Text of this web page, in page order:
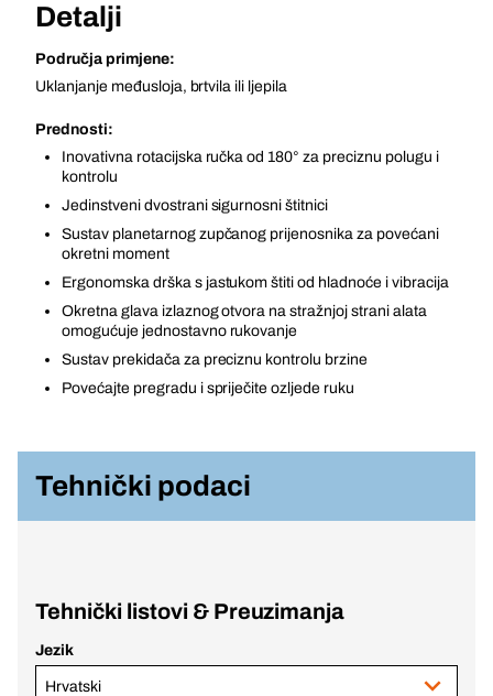
Detalji
Područja primjene:
Uklanjanje međusloja, brtvila ili ljepila
Prednosti:
Inovativna rotacijska ručka od 180° za preciznu polugu i
kontrolu
Jedinstveni dvostrani sigurnosni štitnici
Sustav planetarnog zupčanog prijenosnika za povećani
okretni moment
Ergonomska drška s jastukom štiti od hladnoće i vibracija
Okretna glava izlaznog otvora na stražnjoj strani alata
omogućuje jednostavno rukovanje
Sustav prekidača za preciznu kontrolu brzine
Povećajte pregradu i spriječite ozljede ruku
Tehnički podaci
Tehnički listovi & Preuzimanja
Jezik
Hrvatski